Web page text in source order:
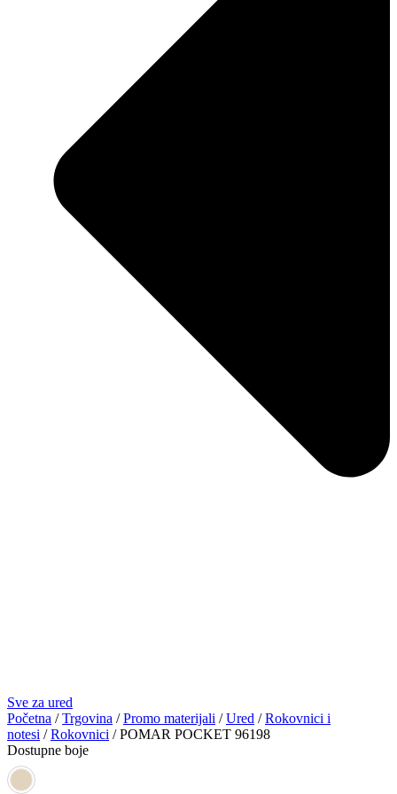
Sve za ured
Početna /Trgovina /Promo materijali /Ured /Rokovnici i
notesi /Rokovnici / POMAR POCKET 96198
Dostupne boje